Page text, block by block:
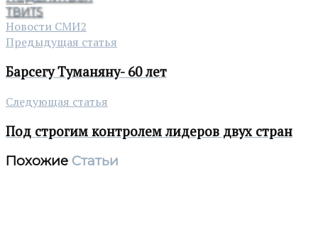
ТВИТ5
Новости СМИ2
Предыдущая статья
Барсегу Туманяну- 60 лет
Следующая статья
Под строгим контролем лидеров двух стран
Похожие Статьи